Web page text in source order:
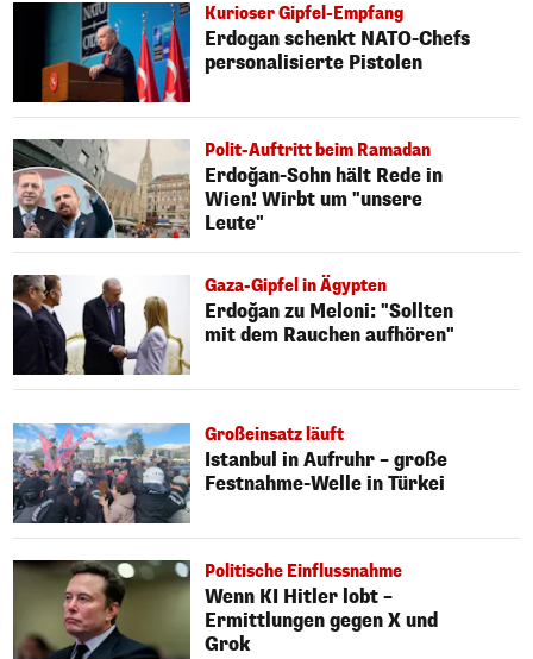
Kurioser Gipfel-Empfang
Erdogan schenkt NATO-Chefs
personalisierte Pistolen
Polit-Auftritt beim Ramadan
Erdoğan-Sohn hält Rede in
Wien! Wirbt um "unsere
Leute"
Gaza-Gipfel in Ägypten
Erdoğan zu Meloni: "Sollten
mit dem Rauchen aufhören"
Großeinsatz läuft
Istanbul in Aufruhr – große
Festnahme-Welle in Türkei
Politische Einflussnahme
Wenn KI Hitler lobt –
Ermittlungen gegen X und
Grok